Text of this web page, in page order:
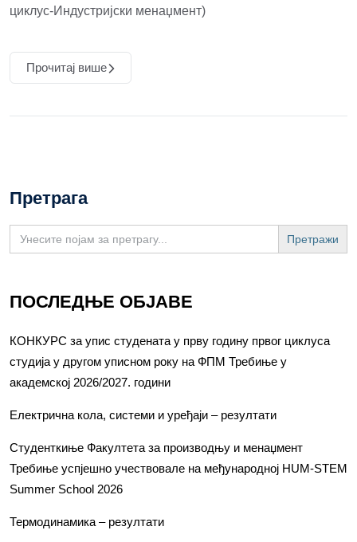
циклус-Индустријски менаџмент)
Прочитај више
Претрага
Search
for:
ПОСЛЕДЊЕ ОБЈАВЕ
КОНКУРС за упис студената у прву годину првог циклуса
студија у другом уписном року на ФПМ Требиње у
академској 2026/2027. години
Електрична кола, системи и уређаји – резултати
Студенткиње Факултета за производњу и менаџмент
Требиње успјешно учествовале на међународној HUM-STEM
Summer School 2026
Термодинамика – резултати